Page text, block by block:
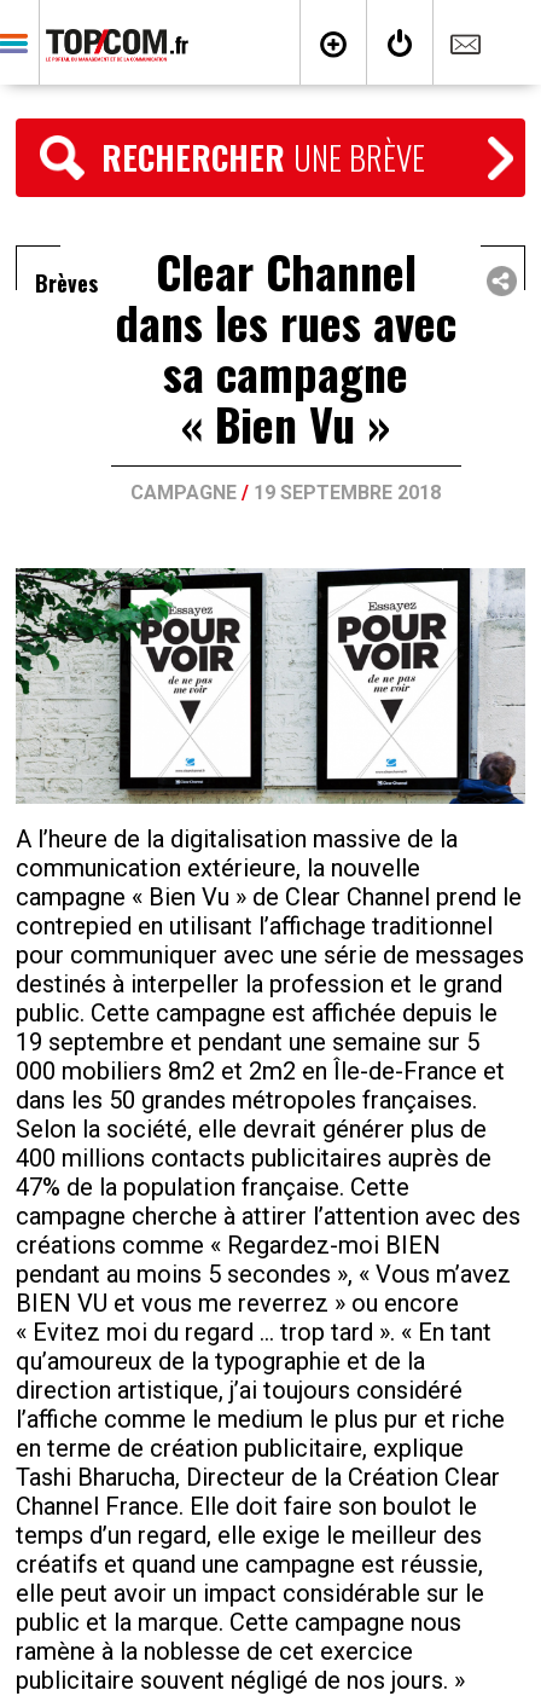
RECHERCHER UNE BRÈVE
Brèves Clear Channel
dans les rues avec
sa campagne
« Bien Vu »
CAMPAGNE / 19 SEPTEMBRE 2018
A l’heure de la digitalisation massive de la
communication extérieure, la nouvelle
campagne « Bien Vu » de Clear Channel prend le
contrepied en utilisant l’affichage traditionnel
pour communiquer avec une série de messages
destinés à interpeller la profession et le grand
public. Cette campagne est affichée depuis le
19 septembre et pendant une semaine sur 5
000 mobiliers 8m2 et 2m2 en Île-de-France et
dans les 50 grandes métropoles françaises.
Selon la société, elle devrait générer plus de
400 millions contacts publicitaires auprès de
47% de la population française. Cette
campagne cherche à attirer l’attention avec des
créations comme « Regardez-moi BIEN
pendant au moins 5 secondes », « Vous m’avez
BIEN VU et vous me reverrez » ou encore
« Evitez moi du regard … trop tard ». « En tant
qu’amoureux de la typographie et de la
direction artistique, j’ai toujours considéré
l’affiche comme le medium le plus pur et riche
en terme de création publicitaire, explique
Tashi Bharucha, Directeur de la Création Clear
Channel France. Elle doit faire son boulot le
temps d’un regard, elle exige le meilleur des
créatifs et quand une campagne est réussie,
elle peut avoir un impact considérable sur le
public et la marque. Cette campagne nous
ramène à la noblesse de cet exercice
publicitaire souvent négligé de nos jours. »